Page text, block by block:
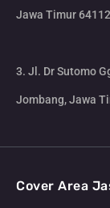
Jawa Timur 64112
3. Jl. Dr Sutomo
Jombang, Jawa
Cover Area